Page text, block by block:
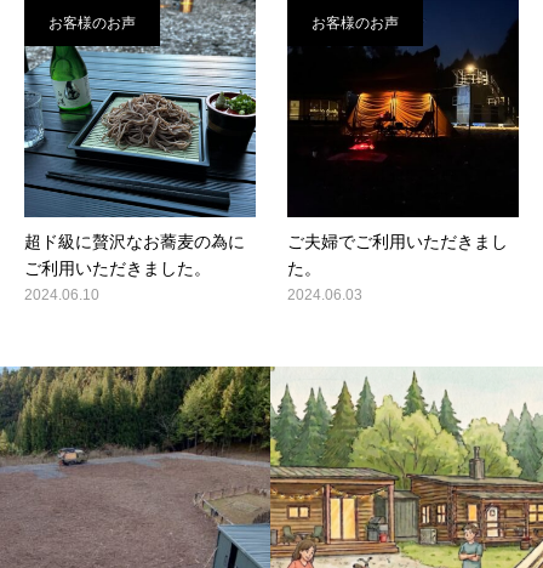
お客様のお声
超ド級に贅沢なお蕎麦の為に
ご利用いただきました。
2024.06.10
お客様のお声
ご夫婦でご利用いただきまし
た。
2024.06.03